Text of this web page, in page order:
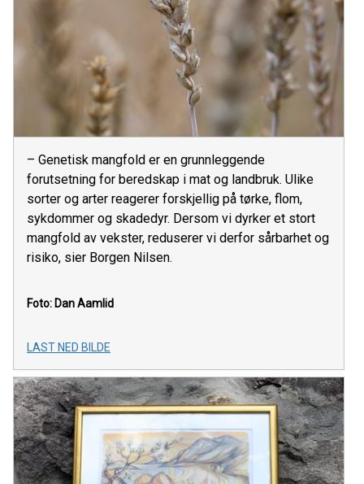
– Genetisk mangfold er en grunnleggende
forutsetning for beredskap i mat og landbruk. Ulike
sorter og arter reagerer forskjellig på tørke, flom,
sykdommer og skadedyr. Dersom vi dyrker et stort
mangfold av vekster, reduserer vi derfor sårbarhet og
risiko, sier Borgen Nilsen.
Foto: Dan Aamlid
LAST NED BILDE